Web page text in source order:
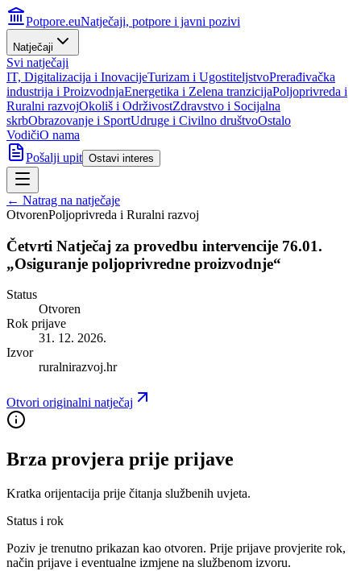
Potpore.euNatječaji, potpore i javni pozivi
Natječaji
Svi natječaji
IT, Digitalizacija i InovacijeTurizam i UgostiteljstvoPrerađivačka
industrija i ProizvodnjaEnergetika i Zelena tranzicijaPoljoprivreda i
Ruralni razvojOkoliš i OdrživostZdravstvo i Socijalna
skrbObrazovanje i SportUdruge i Civilno društvoOstalo
VodičiO nama
Pošalji upit Ostavi interes
← Natrag na natječaje
OtvorenPoljoprivreda i Ruralni razvoj
Četvrti Natječaj za provedbu intervencije 76.01.
„Osiguranje poljoprivredne proizvodnje“
Status
Otvoren
Rok prijave
31. 12. 2026.
Izvor
ruralnirazvoj.hr
Otvori originalni natječaj
Brza provjera prije prijave
Kratka orijentacija prije čitanja službenih uvjeta.
Status i rok
Poziv je trenutno prikazan kao otvoren. Prije prijave provjerite rok,
način prijave i eventualne izmjene na službenom izvoru.